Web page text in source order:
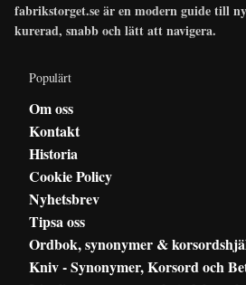
fabrikstorget.se är en modern guide till
kurerad, snabb och lätt att navigera.
Populärt
Om oss
Kontakt
Historia
Cookie Policy
Nyhetsbrev
Tipsa oss
Ordbok, synonymer &
Kniv - Synonymer, Korsord och